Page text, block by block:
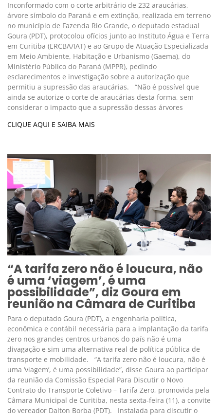
Inconformado com o corte arbitrário de 232 araucárias,
árvore símbolo do Paraná e em extinção, realizada em terreno
no município de Fazenda Rio Grande, o deputado estadual
Goura (PDT), protocolou ofícios junto ao Instituto Água e Terra
em Curitiba (ERCBA/IAT) e ao Grupo de Atuação Especializada
em Meio Ambiente, Habitação e Urbanismo (Gaema), do
Ministério Público do Paraná (MPPR), pedindo
esclarecimentos e investigação sobre a autorização que
permitiu a supressão das araucárias. “Não é possível que
ainda se autorize o corte de araucárias desta forma, sem
considerar o impacto que a supressão dessas árvores
CLIQUE AQUI E SAIBA MAIS
“A tarifa zero não é loucura, não
é uma ‘viagem’, é uma
possibilidade”, diz Goura em
reunião na Câmara de Curitiba
Para o deputado Goura (PDT), a engenharia política,
econômica e contábil necessária para a implantação da tarifa
zero nos grandes centros urbanos do país não é uma
divagação e sim uma alternativa real de política pública de
transporte e mobilidade. “A tarifa zero não é loucura, não é
uma ‘viagem’, é uma possibilidade”, disse Goura ao participar
da reunião da Comissão Especial Para Discutir o Novo
Contrato do Transporte Coletivo – Tarifa Zero, promovida pela
Câmara Municipal de Curitiba, nesta sexta-feira (11), a convite
do vereador Dalton Borba (PDT). Instalada para discutir o